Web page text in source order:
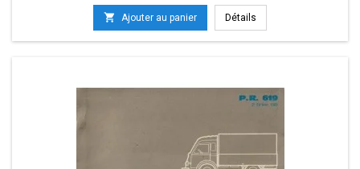
 Ajouter au panier Détails